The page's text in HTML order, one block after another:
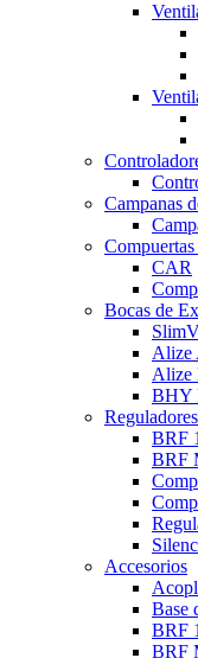
Campanas
CAR
Bocas de
Alize
Alize
BHY
BRF
BRF
Accesorios
Base
BRF
BRF